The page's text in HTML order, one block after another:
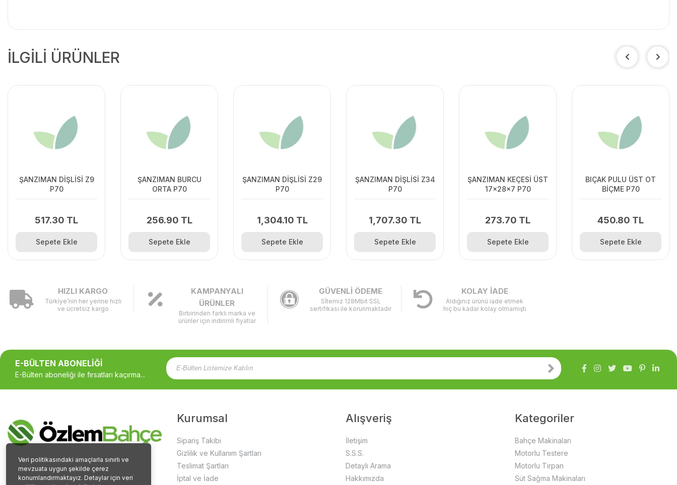
Veri politikasındaki amaçlarla sınırlı ve
mevzuata uygun şekilde çerez
konumlandırmaktayız. Detaylar için veri
İLGİLİ ÜRÜNLER
ŞANZIMAN DİŞLİSİ Z9
P70
517.30 TL
Sepete Ekle
ŞANZIMAN BURCU
ORTA P70
256.90 TL
Sepete Ekle
ŞANZIMAN DİŞLİSİ Z29
P70
1,304.10 TL
Sepete Ekle
ŞANZIMAN DİŞLİSİ Z34
P70
1,707.30 TL
Sepete Ekle
ŞANZIMAN KEÇESİ ÜST
17x28x7 P70
273.70 TL
Sepete Ekle
BIÇAK PULU ÜST OT
BİÇME P70
450.80 TL
Sepete Ekle
HIZLI KARGO
Türkiye’nin her yerine hızlı
ve ücretsiz kargo
KAMPANYALI
ÜRÜNLER
Birbirinden farklı marka ve
ürünler için indirimli fiyatlar
GÜVENLİ ÖDEME
Sİtemiz 128Mbit SSL
sertifikası ile korunmaktadır
KOLAY İADE
Aldığınız ürünü iade etmek
hiç bu kadar kolay olmamıştı
E-BÜLTEN ABONELİĞİ
E-Bülten aboneliği ile fırsatları kaçırma...
Kurumsal
Sipariş Takibi
Gizlilik ve Kullanım Şartları
Teslimat Şartları
İptal ve İade
Alışveriş
İletişim
S.S.S.
Detaylı Arama
Hakkımızda
Kategoriler
Bahçe Makinaları
Motorlu Testere
Motorlu Tırpan
Süt Sağma Makinaları